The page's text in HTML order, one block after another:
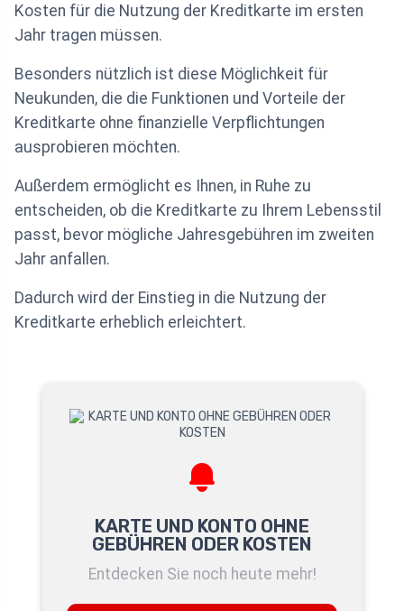
Kosten für die Nutzung der Kreditkarte im ersten
Jahr tragen müssen.
Besonders nützlich ist diese Möglichkeit für
Neukunden, die die Funktionen und Vorteile der
Kreditkarte ohne finanzielle Verpflichtungen
ausprobieren möchten.
Außerdem ermöglicht es Ihnen, in Ruhe zu
entscheiden, ob die Kreditkarte zu Ihrem Lebensstil
passt, bevor mögliche Jahresgebühren im zweiten
Jahr anfallen.
Dadurch wird der Einstieg in die Nutzung der
Kreditkarte erheblich erleichtert.
KARTE UND KONTO OHNE
GEBÜHREN ODER KOSTEN
Entdecken Sie noch heute mehr!